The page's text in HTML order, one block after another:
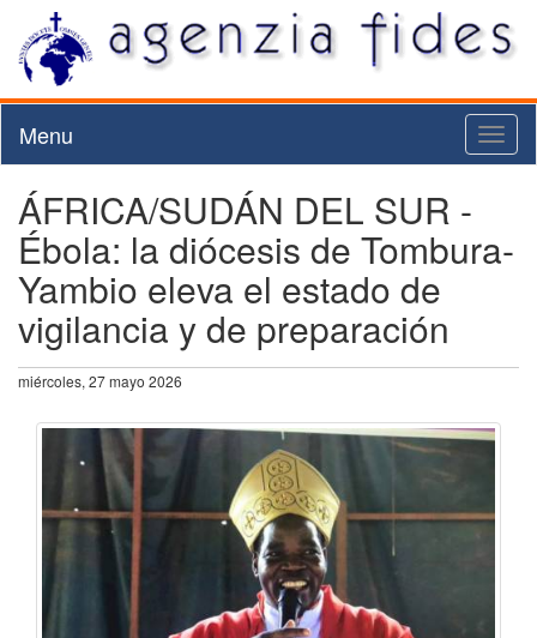
Menu
ÁFRICA/SUDÁN DEL SUR -
Ébola: la diócesis de Tombura-
Yambio eleva el estado de
vigilancia y de preparación
miércoles, 27 mayo 2026